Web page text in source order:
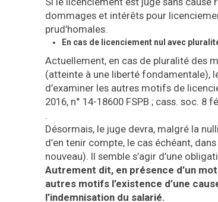
dommages et intérêts pour
prud’homales.
En cas de licenciement nul avec
Actuellement, en cas de pluralité des
(atteinte à une liberté fondamentale),
d’examiner les autres motifs de
2016, n° 14-18600 FSPB ; cass. soc. 8
.
Désormais, le juge devra, malgré la
d’en tenir compte, le cas échéant,
nouveau). Il semble s’agir d’une
Autrement dit, en présence d’un
autres motifs l’existence d’une
l’indemnisation du salarié.